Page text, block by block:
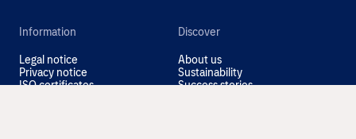
Information
Legal notice
Privacy notice
ISO certificates
Discover
About us
Sustainability
Success stories